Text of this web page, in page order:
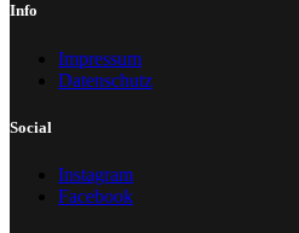
Info
Impressum
Datenschutz
Social
Instagram
Facebook